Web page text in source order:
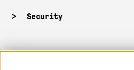
Security
HKA-Shop